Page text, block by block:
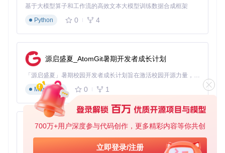
700万+用户深度参与代码创作，更多精彩内容等你共创
立即登录/注册
为家族情感传承的新载体。
学术研究辅助：社交变迁的微观样本库
社会科学研究者可以利用GetQzonehistory建立特定时期的社
交行为样本库。通过对特定群体QQ空间数据的合规采集与分
析，能够研究不同年代的网络社交特征、语言变迁和情感表达
模式。研究人员只需设置关键词过滤规则，工具将自动归档相
关内容并生成结构化数据集，为社会学、语言学等领域的研究
提供宝贵的第一手资料。
功能特性：GetQzonehistory的实用工具集
增量备份：解决重复备份的时间与空间浪费问题
针对传统备份工具重复存储相同内容的痛点，GetQzonehistor
y开发了智能增量备份功能。系统会自动记录上次备份时间
基于大模型算子和工作流的高效文本大模型训练数据合成框架
Python
0 4
源启盛夏_AtomGit暑期开发者成长计划
「源启盛夏」暑期校园开发者成长计划旨在激活校园开源力量，通过积分激励、认证扶持、资源倾斜等形式，引导高校组织和开发者完成「入驻 — 建项目 — 做贡献 — 获认证 — 得资源」的完整闭环。无论你是想带领社团入驻平台的组织者，还是希望用代码贡献证明自己的开发者，都能在这里找到属于你的成长路径。
Markdown
0 1
py-xiaozhi
基于Python的Xiaozhi AI，适用于想要完整Xiaozhi体验而无需拥有专用硬件的用户。